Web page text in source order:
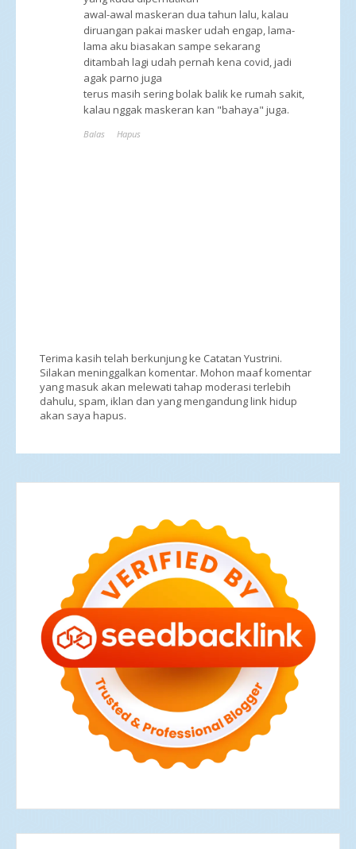
awal-awal maskeran dua tahun lalu, kalau
diruangan pakai masker udah engap, lama-
lama aku biasakan sampe sekarang
ditambah lagi udah pernah kena covid, jadi
agak parno juga
terus masih sering bolak balik ke rumah sakit,
kalau nggak maskeran kan "bahaya" juga.
Balas Hapus
Terima kasih telah berkunjung ke Catatan Yustrini.
Silakan meninggalkan komentar. Mohon maaf komentar
yang masuk akan melewati tahap moderasi terlebih
dahulu, spam, iklan dan yang mengandung link hidup
akan saya hapus.